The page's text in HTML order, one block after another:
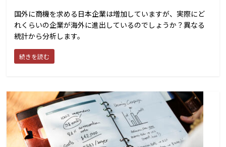
グ、
出
情
報
国外に商機を求める日本企業は増加していますが、実際にど
れくらいの企業が海外に進出しているのでしょうか？異なる
統計から分析します。
続きを読む